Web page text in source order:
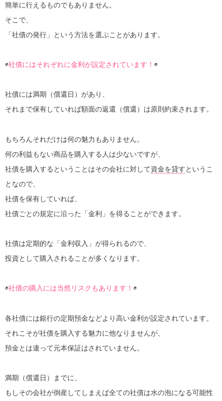
簡単に行えるものでもありません。
そこで、
「社債の発行」という方法を選ぶことがあります。
◉社債にはそれぞれに金利が設定されています！ ◉
社債には満期（償還日）があり、
それまで保有していれば額面の返還（償還）は原則約束されます。
もちろんそれだけは何の魅力もありません。
何の利益もない商品を購入する人は少ないですが、
社債を購入するということはその会社に対して資金を貸すというこ
となので、
社債を保有していれば、
社債ごとの規定に沿った「金利」を得ることができます。
社債は定期的な「金利収入」が得られるので、
投資として購入されることが多くなります。
◉社債の購入には当然リスクもあります！ ◉
各社債には銀行の定期預金などより高い金利が設定されています。
それこそが社債を購入する魅力に他なりませんが、
預金とは違って元本保証はされていません。
満期（償還日）までに、
もしその会社が倒産してしまえば全ての社債は水の泡になる可能性